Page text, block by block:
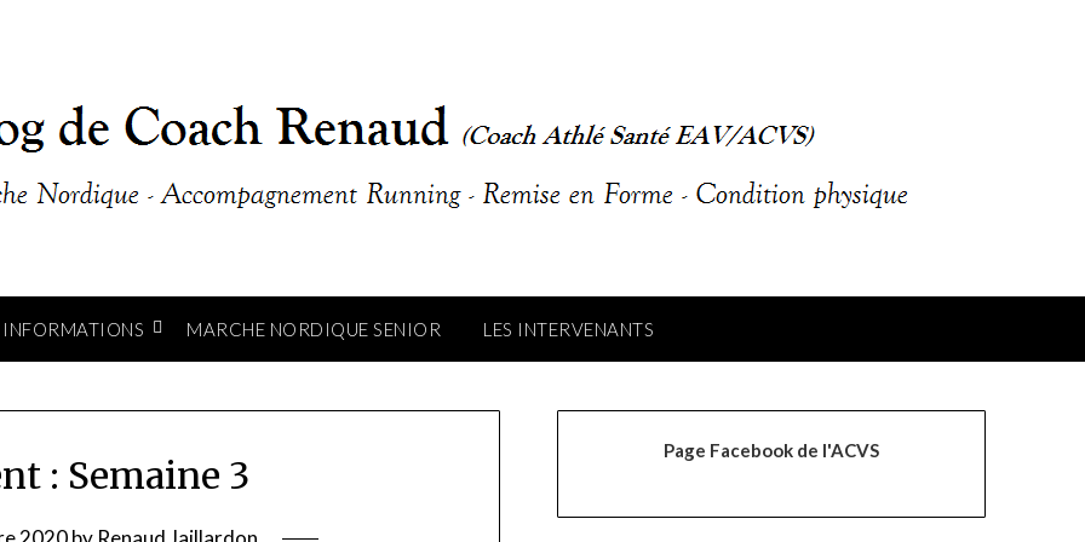
INFORMATIONS MARCHE NORDIQUE SENIOR LES INTERVENANTS
: Semaine 3
Page Facebook de l'ACVS